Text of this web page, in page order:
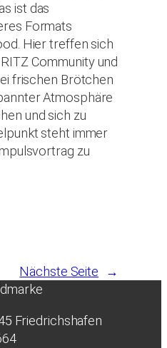
ist das
Formats
Hier treffen sich
Community und
frischen Brötchen
Atmosphäre
und sich zu
steht immer
zu
Nächste Seite →
Friedrichshafen